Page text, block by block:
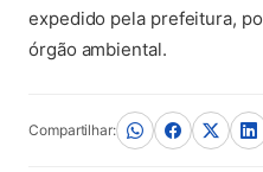
expedido pela prefeitura,
órgão ambiental.
Compartilhar: